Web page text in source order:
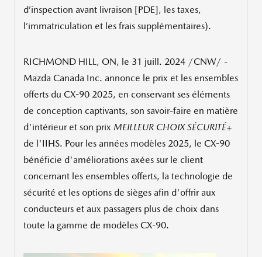
d’inspection avant livraison [PDE], les taxes,
l’immatriculation et les frais supplémentaires).
RICHMOND HILL, ON, le 31 juill. 2024 /CNW/ -
Mazda Canada Inc. annonce le prix et les ensembles
offerts du CX-90 2025, en conservant ses éléments
de conception captivants, son savoir-faire en matière
d'intérieur et son prix MEILLEUR CHOIX SÉCURITÉ+
de l'IIHS. Pour les années modèles 2025, le CX-90
bénéficie d'améliorations axées sur le client
concernant les ensembles offerts, la technologie de
sécurité et les options de sièges afin d'offrir aux
conducteurs et aux passagers plus de choix dans
toute la gamme de modèles CX-90.